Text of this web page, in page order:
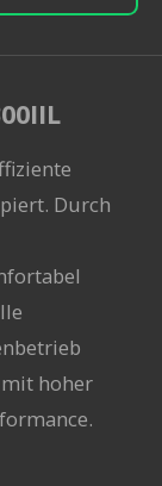
Durch
hoher